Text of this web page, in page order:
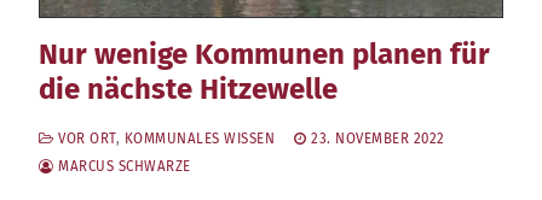
Nur wenige Kommunen planen für
die nächste Hitzewelle
VOR ORT, KOMMUNALES WISSEN
23. NOVEMBER 2022
MARCUS SCHWARZE